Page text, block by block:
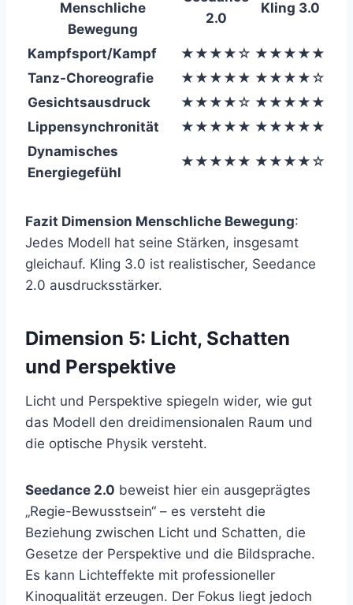
Menschliche
Bewegung
2.0
Kling 3.0
Kampfsport/Kampf ★★★★☆ ★★★★★
Tanz-Choreografie
★★★★★ ★★★★☆
Gesichtsausdruck
★★★★☆ ★★★★★
Lippensynchronität
★★★★★ ★★★★★
Dynamisches
Energiegefühl
★★★★★ ★★★★☆
Fazit Dimension Menschliche Bewegung:
Jedes Modell hat seine Stärken, insgesamt
gleichauf. Kling 3.0 ist realistischer, Seedance
2.0 ausdrucksstärker.
Dimension 5: Licht, Schatten
und Perspektive
Licht und Perspektive spiegeln wider, wie gut
das Modell den dreidimensionalen Raum und
die optische Physik versteht.
Seedance 2.0 beweist hier ein ausgeprägtes
„Regie-Bewusstsein“ – es versteht die
Beziehung zwischen Licht und Schatten, die
Gesetze der Perspektive und die Bildsprache.
Es kann Lichteffekte mit professioneller
Kinoqualität erzeugen. Der Fokus liegt jedoch